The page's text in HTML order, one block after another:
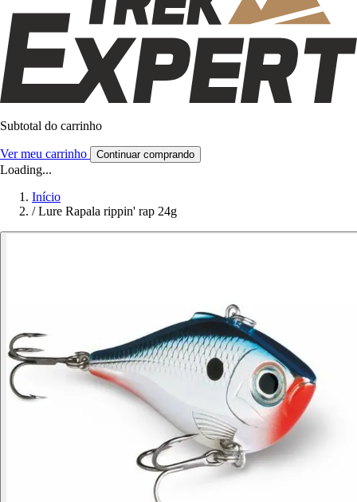
Subtotal do carrinho
Ver meu carrinho Continuar comprando
Loading...
Início
/ Lure Rapala rippin' rap 24g